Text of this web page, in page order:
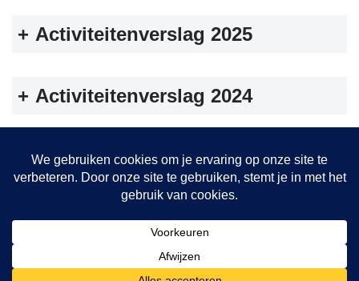
+ Activiteitenverslag 2025
+ Activiteitenverslag 2024
+
Beleidsplan en financiële
verantwoording
De bakkerij